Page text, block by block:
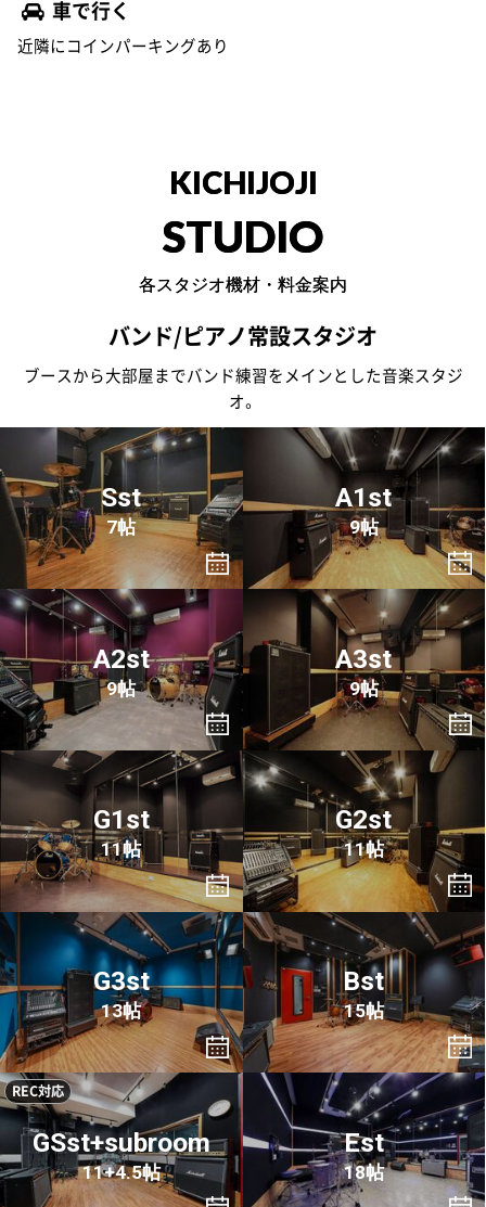
車で行く
近隣にコインパーキングあり
KICHIJOJI
STUDIO
各スタジオ機材・料金案内
バンド/ピアノ常設スタジオ
ブースから大部屋までバンド練習をメインとした音楽スタジ
オ。
Sst
7帖
A1st
9帖
A2st
9帖
A3st
9帖
G1st
11帖
G2st
11帖
G3st
13帖
Bst
15帖
REC対応
GSst+subroom
11+4.5帖
Est
18帖